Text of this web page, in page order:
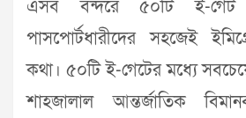
এসব বন্দরে ৫০টি ই-গেট
পাসপোর্টধারীদের সহজেই
কথা। ৫০টি ই-গেটের মধ্যে
শাহজালাল আন্তর্জাতিক